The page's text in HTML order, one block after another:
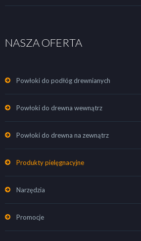
NASZA OFERTA
Powłoki do podłóg drewnianych
Powłoki do drewna wewnątrz
Powłoki do drewna na zewnątrz
Produkty pielęgnacyjne
Narzędzia
Promocje